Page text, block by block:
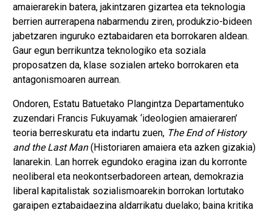
amaierarekin batera, jakintzaren gizartea eta teknologia
berrien aurrerapena nabarmendu ziren, produkzio-bideen
jabetzaren inguruko eztabaidaren eta borrokaren aldean.
Gaur egun berrikuntza teknologiko eta soziala
proposatzen da, klase sozialen arteko borrokaren eta
antagonismoaren aurrean.
Ondoren, Estatu Batuetako Plangintza Departamentuko
zuzendari Francis Fukuyamak ‘ideologien amaieraren’
teoria berreskuratu eta indartu zuen, The End of History
and the Last Man(Historiaren amaiera eta azken gizakia)
lanarekin. Lan horrek egundoko eragina izan du korronte
neoliberal eta neokontserbadoreen artean, demokrazia
liberal kapitalistak sozialismoarekin borrokan lortutako
garaipen eztabaidaezina aldarrikatu duelako; baina kritika